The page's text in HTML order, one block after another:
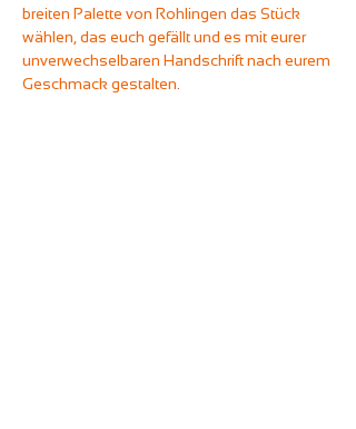
breiten Palette von Rohlingen das Stück
wählen, das euch gefällt und es mit eurer
unverwechselbaren Handschrift nach eurem
Geschmack gestalten.